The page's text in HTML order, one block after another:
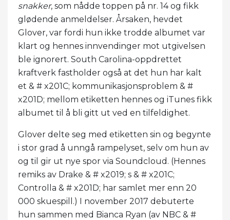
snakker, som nådde toppen på nr. 14 og fikk
glødende anmeldelser. Årsaken, hevdet
Glover, var fordi hun ikke trodde albumet var
klart og hennes innvendinger mot utgivelsen
ble ignorert. South Carolina-oppdrettet
kraftverk fastholder også at det hun har kalt
et & # x201C; kommunikasjonsproblem & #
x201D; mellom etiketten hennes og iTunes fikk
albumet til å bli gitt ut ved en tilfeldighet.
Glover delte seg med etiketten sin og begynte
i stor grad å unngå rampelyset, selv om hun av
og til gir ut nye spor via Soundcloud. (Hennes
remiks av Drake & # x2019; s & # x201C;
Controlla & # x201D; har samlet mer enn 20
000 skuespill.) I november 2017 debuterte
hun sammen med Bianca Ryan (av NBC & #